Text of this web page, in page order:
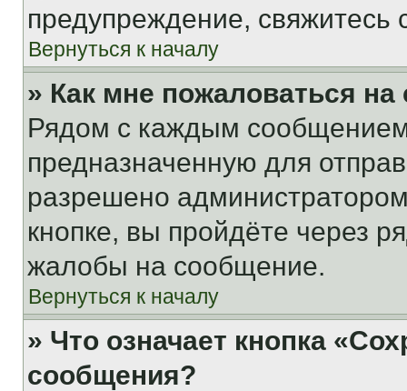
предупреждение,
Вернуться к началу
» Как мне пожаловаться
Рядом с каждым сообщением
предназначенную для
разрешено
кнопке, вы пройдёте через
жалобы на сообщение.
Вернуться к началу
» Что означает кнопка
сообщения?